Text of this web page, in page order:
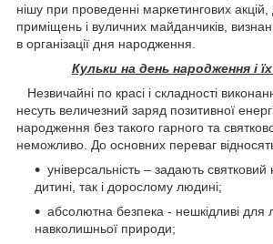
нішу при проведенні маркетингових акцій,
приміщень і вуличних майданчиків,
в організації дня народження.
Кульки на день народження і
Незвичайні по красі і складності
несуть величезний заряд позитивної
народження без такого гарного та
неможливо. До основних переваг
універсальність – задають святковий
дитині, так і дорослому людині;
абсолютна безпека - нешкідливі для
навколишньої природи;